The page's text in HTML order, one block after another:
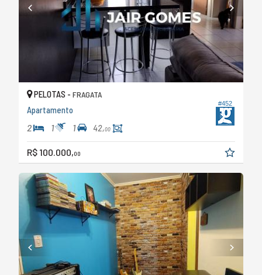
#452
PELOTAS - FRAGATA
Apartamento
2 1 1 42,00
R$ 100.000,00